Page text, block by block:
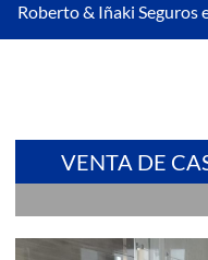
Roberto & Iñaki Seguros
VENTA DE